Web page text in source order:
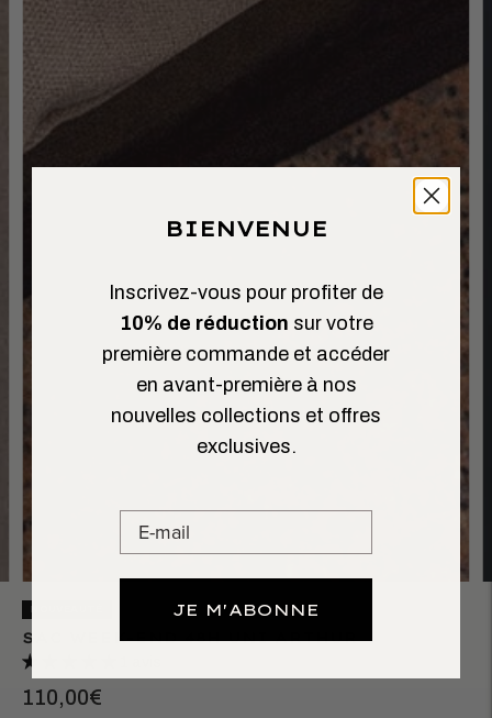
NOUVEAUTÉ
SAC WEEK-END 48H UNI ARTHUR
110,00€
BIENVENUE
Inscrivez-vous pour profiter de
10% de réduction sur votre
première commande et accéder
en avant-première à nos
nouvelles collections et offres
exclusives.
JE M'ABONNE